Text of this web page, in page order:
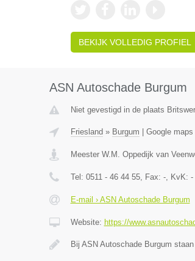
BEKIJK VOLLEDIG PROFIEL
ASN Autoschade Burgum
Niet gevestigd in de plaats
Friesland » Burgum Google maps
Meester W.M. Oppedijk van
Tel: 0511 - 46 44 55, Fax: -, KvK: -
E-mail › ASN Autoschade Burgum
Website: https://
Bij ASN Autoschade Burgum